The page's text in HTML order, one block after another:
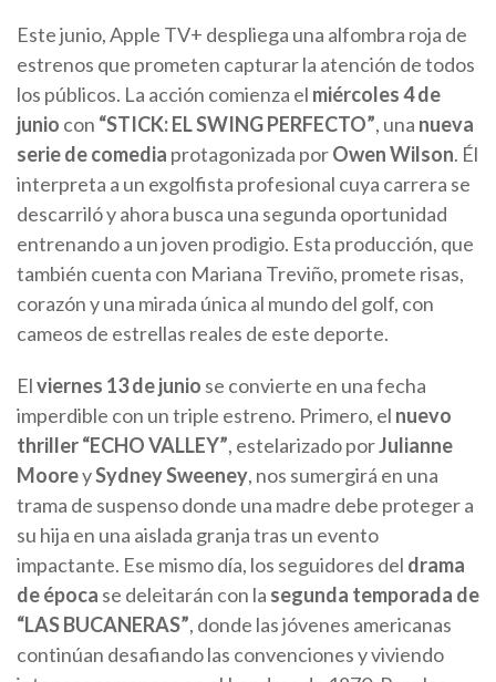
Este junio, Apple TV+ despliega una alfombra roja de
estrenos que prometen capturar la atención de todos
los públicos. La acción comienza el miércoles 4 de
junio con “STICK: EL SWING PERFECTO”, una nueva
serie de comedia protagonizada porOwen Wilson. Él
interpreta a un exgolfista profesional cuya carrera se
descarriló y ahora busca una segunda oportunidad
entrenando a un joven prodigio. Esta producción, que
también cuenta con Mariana Treviño, promete risas,
corazón y una mirada única al mundo del golf, con
cameos de estrellas reales de este deporte.
Elviernes 13 de junio se convierte en una fecha
imperdible con un triple estreno. Primero, el nuevo
thriller “ECHO VALLEY”, estelarizado porJulianne
MooreySydney Sweeney, nos sumergirá en una
trama de suspenso donde una madre debe proteger a
su hija en una aislada granja tras un evento
impactante. Ese mismo día, los seguidores del drama
de época se deleitarán con la segunda temporada de
“LAS BUCANERAS”, donde las jóvenes americanas
continúan desafiando las convenciones y viviendo